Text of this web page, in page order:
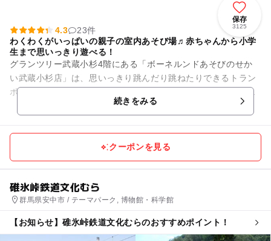
保存
3125
4.3
23件
わくわくがいっぱいの親子の室内あそび場♬赤ちゃんから小学
生まで思いっきり遊べる！
グランツリー武蔵小杉4階にある「ボーネルンドあそびのせか
い武蔵小杉店」は、思いっきり跳んだり跳ねたりできるトラン
ポリン、全身がすっぽり埋まるほどのボールプールなど、６ヵ
月の赤ちゃんから12歳まで...続きをみる
クーポンを見る
碓氷峠鉄道文化むら
群馬県安中市 / テーマパーク, 博物館・科学館
【お知らせ】碓氷峠鉄道文化むらのおすすめポイント！